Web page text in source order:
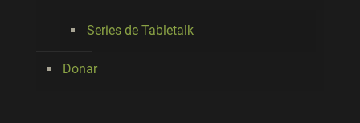
Series de Tabletalk
Donar